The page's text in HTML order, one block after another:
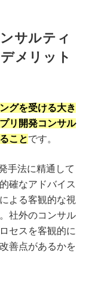
サルティ
メリット
グを受ける大き
リ開発コンサル
ことです。
手法に精通して
確なアドバイス
よる客観的な視
社外のコンサル
セスを客観的に
善点があるかを